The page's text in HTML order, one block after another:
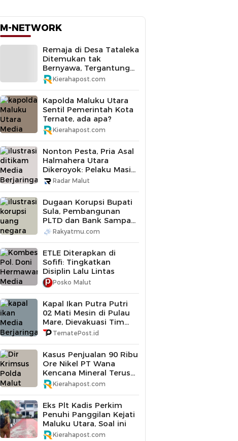
M-NETWORK
Remaja di Desa Tataleka
Ditemukan tak
Bernyawa, Tergantung
di Pohon Mangga
Kierahapost.com
Kapolda Maluku Utara
Sentil Pemerintah Kota
Ternate, ada apa?
Kierahapost.com
Nonton Pesta, Pria Asal
Halmahera Utara
Dikeroyok: Pelaku Masih
Buron
Radar Malut
Dugaan Korupsi Bupati
Sula, Pembangunan
PLTD dan Bank Sampah
Diperiksa
Rakyatmu.com
ETLE Diterapkan di
Sofifi: Tingkatkan
Disiplin Lalu Lintas
Posko Malut
Kapal Ikan Putra Putri
02 Mati Mesin di Pulau
Mare, Dievakuasi Tim
SAR Gabungan
TernatePost.id
Kasus Penjualan 90 Ribu
Ore Nikel PT Wana
Kencana Mineral Terus
Didalami Polda Maluku
Utara
Kierahapost.com
Eks Plt Kadis Perkim
Penuhi Panggilan Kejati
Maluku Utara, Soal ini
Kierahapost.com